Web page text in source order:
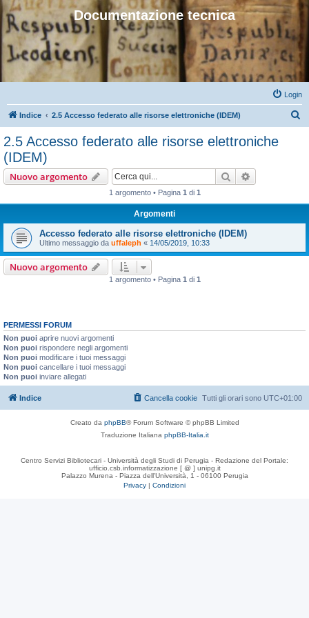
Documentazione tecnica
Login
Indice 2.5 Accesso federato alle risorse elettroniche (IDEM)
2.5 Accesso federato alle risorse elettroniche
(IDEM)
Nuovo argomento Cerca
1 argomento • Pagina 1 di 1
Argomenti
Accesso federato alle risorse elettroniche (IDEM)
Ultimo messaggio da uffaleph « 14/05/2019, 10:33
Nuovo argomento
1 argomento • Pagina 1 di 1
PERMESSI FORUM
Non puoi aprire nuovi argomenti
Non puoi rispondere negli argomenti
Non puoi modificare i tuoi messaggi
Non puoi cancellare i tuoi messaggi
Non puoi inviare allegati
Indice Tutti gli orari sono UTC+01:00
Cancella cookie
Creato da phpBB® Forum Software © phpBB Limited
Traduzione Italiana phpBB-Italia.it
Centro Servizi Bibliotecari - Università degli Studi di Perugia - Redazione del Portale:
ufficio.csb.informatizzazione [ @ ] unipg.it
Palazzo Murena - Piazza dell'Università, 1 - 06100 Perugia
Privacy | Condizioni